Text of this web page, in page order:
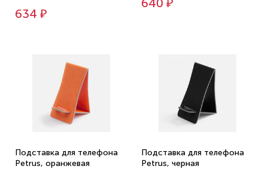
634 ₽
640 ₽
Подставка для телефона
Petrus, оранжевая
Подставка для телефона
Petrus, черная